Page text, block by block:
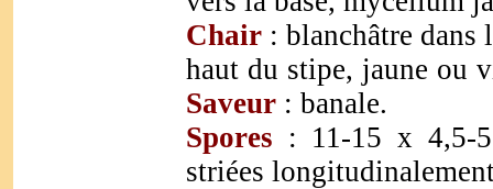
Chair : blanchâtre dans
haut du stipe, jaune ou
Saveur : banale.
Spores : 11-15 x 4,5-
striées